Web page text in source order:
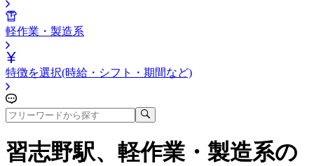
軽作業・製造系
特徴を選択(時給・シフト・期間など)
習志野駅、軽作業・製造系の